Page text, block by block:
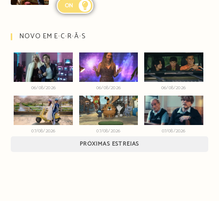
ON
NOVO EM E∙C∙R∙Ã∙S
06/08/2026 06/08/2026 06/08/2026
07/08/2026 07/08/2026 07/08/2026
PRÓXIMAS ESTREIAS